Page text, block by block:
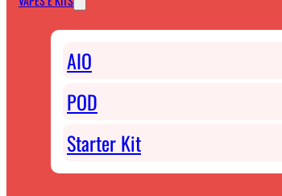
AIO
POD
Starter Kit